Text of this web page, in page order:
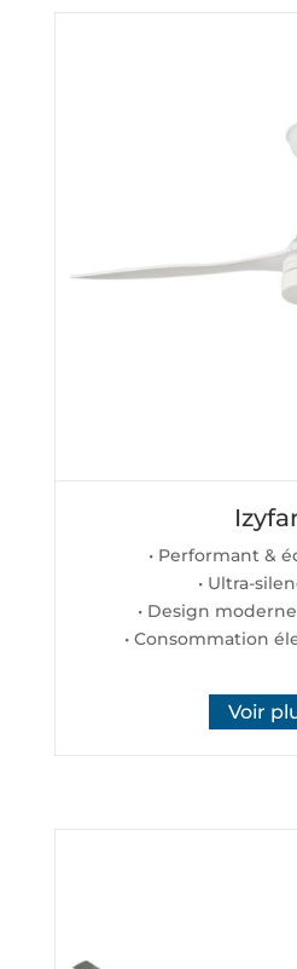
• Performant &
• Ultra-
• Design
• Consommation
Voir